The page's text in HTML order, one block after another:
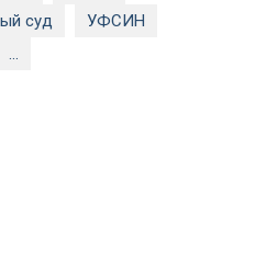
суд
УФСИН
...